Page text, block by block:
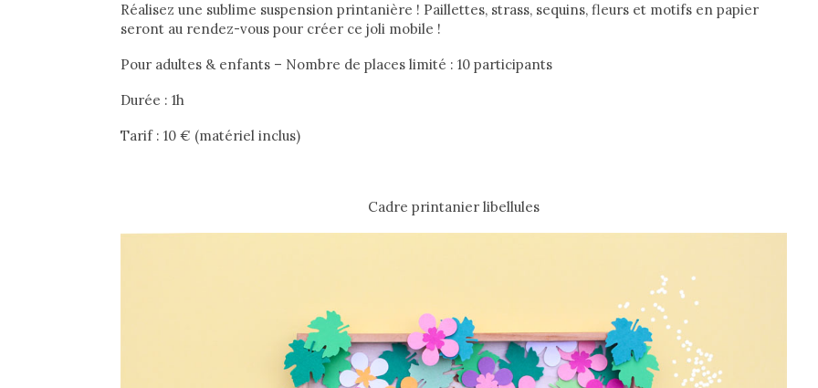
Réalisez une sublime suspension printanière ! Paillettes, strass, sequins, fleurs et motifs en papier
seront au rendez-vous pour créer ce joli mobile !
Pour adultes & enfants – Nombre de places limité : 10 participants
Durée : 1h
Tarif : 10 ­€ (matériel inclus)
Cadre printanier libellules